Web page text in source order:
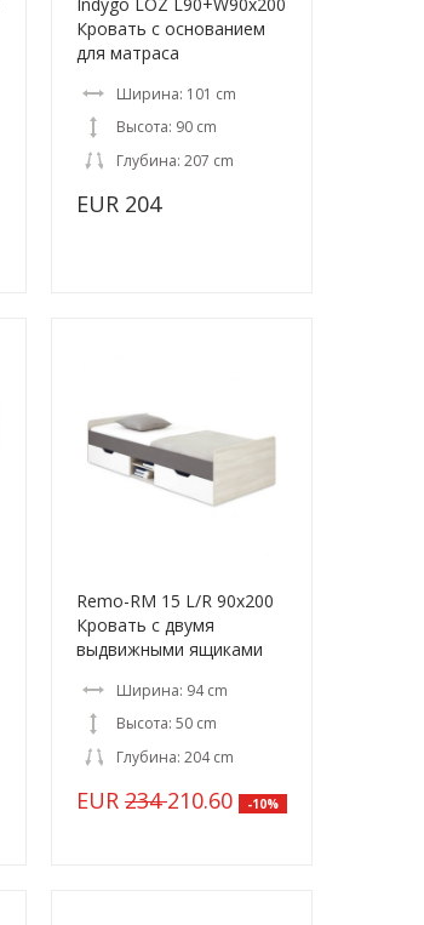
Indygo LOZ L90+W90x200
Кровать с основанием
для матраса
Ширина: 101 cm
Высота: 90 cm
Глубина: 207 cm
EUR 204
Remo-RM 15 L/R 90x200
Кровать с двумя
выдвижными ящиками
Ширина: 94 cm
Высота: 50 cm
Глубина: 204 cm
EUR 234210.60 -10%